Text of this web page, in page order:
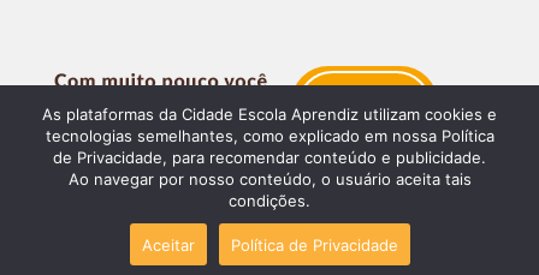
As plataformas da Cidade Escola Aprendiz utilizam cookies e
tecnologias semelhantes, como explicado em nossa Política
de Privacidade, para recomendar conteúdo e publicidade.
Ao navegar por nosso conteúdo, o usuário aceita tais
condições.
Aceitar Política de Privacidade